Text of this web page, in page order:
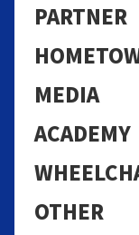
PARTNER
MEDIA
ACADEMY
OTHER